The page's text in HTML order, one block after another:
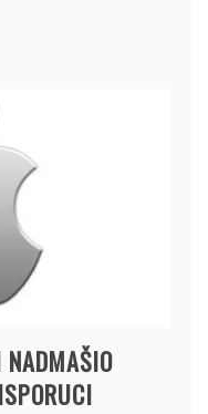
NADMAŠIO